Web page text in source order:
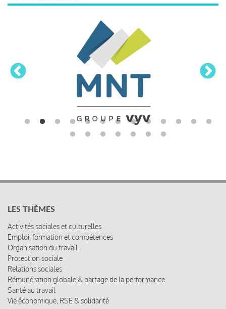
LES THÈMES
Activités sociales et culturelles
Emploi, formation et compétences
Organisation du travail
Protection sociale
Relations sociales
Rémunération globale & partage de la performance
Santé au travail
Vie économique, RSE & solidarité